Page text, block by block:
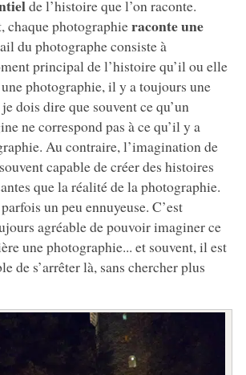
de l’histoire que l’on raconte.
chaque photographieraconte une
du photographe consiste à
principal de l’histoire qu’il ou elle
photographie, il y a toujours une
dois dire que souvent ce qu’un
ne correspond pas à ce qu’il y a
Au contraire, l’imagination de
capable de créer des histoires
que la réalité de la photographie.
un peu ennuyeuse. C’est
agréable de pouvoir imaginer ce
une photographie... et souvent, il est
de s’arrêter là, sans chercher plus